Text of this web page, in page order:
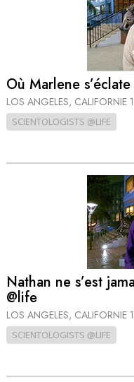
Où Marlene
LOS ANGELES, CALIFORNIE
SCIENTOLOGISTS @LIFE
Nathan ne s’est
@life
LOS ANGELES, CALIFORNIE
SCIENTOLOGISTS @LIFE